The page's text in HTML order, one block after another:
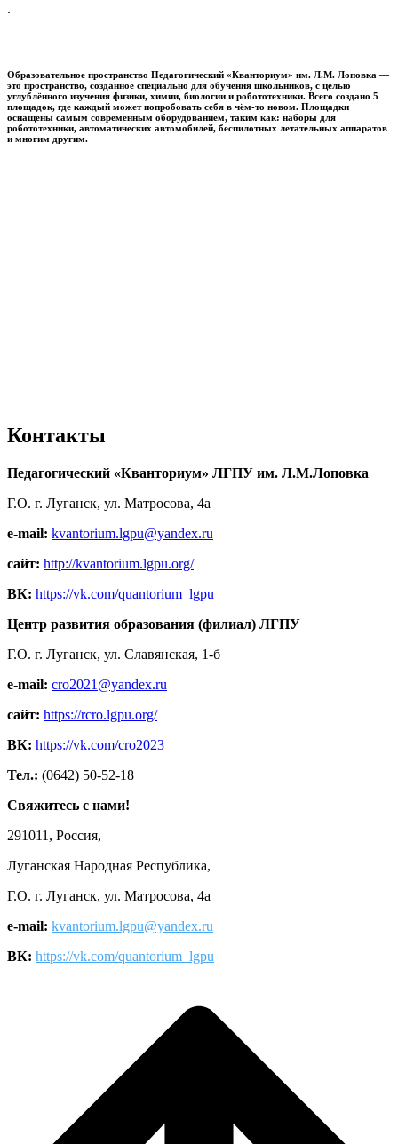
.
Образовательное пространство Педагогический «Кванториум» им. Л.М. Лоповка —
это пространство, созданное специально для обучения школьников, с целью
углублённого изучения физики, химии, биологии и робототехники. Всего создано 5
площадок, где каждый может попробовать себя в чём-то новом. Площадки
оснащены самым современным оборудованием, таким как: наборы для
робототехники, автоматических автомобилей, беспилотных летательных аппаратов
и многим другим.
Контакты
Педагогический «Кванториум» ЛГПУ им. Л.М.Лоповка
Г.О. г. Луганск, ул. Матросова, 4а
e-mail: kvantorium.lgpu@yandex.ru
сайт: http://kvantorium.lgpu.org/
ВК: https://vk.com/quantorium_lgpu
Центр развития образования (филиал) ЛГПУ
Г.О. г. Луганск, ул. Славянская, 1-б
e-mail: cro2021@yandex.ru
сайт: https://rcro.lgpu.org/
ВК: https://vk.com/cro2023
Тел.: (0642) 50-52-18
Свяжитесь с нами!
291011, Россия,
Луганская Народная Республика,
Г.О. г. Луганск, ул. Матросова, 4а
e-mail: kvantorium.lgpu@yandex.ru
ВК: https://vk.com/quantorium_lgpu